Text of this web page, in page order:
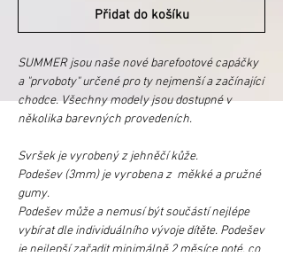
Přidat do košíku
SUMMER jsou naše nové barefootové capáčky
a "prvoboty" určené pro ty nejmenší a začínající
chodce. Všechny modely jsou dostupné v
několika barevných provedeních.
Svršek je vyrobený z jehněčí kůže.
Podešev (3mm) je vyrobena z měkké a pružné
gumy.
Podešev může a nemusí být součástí nejlépe
vybírat dle individuálního vývoje dítěte. Podešev
je nejlepší zařadit minimálně 2 měsíce poté, co